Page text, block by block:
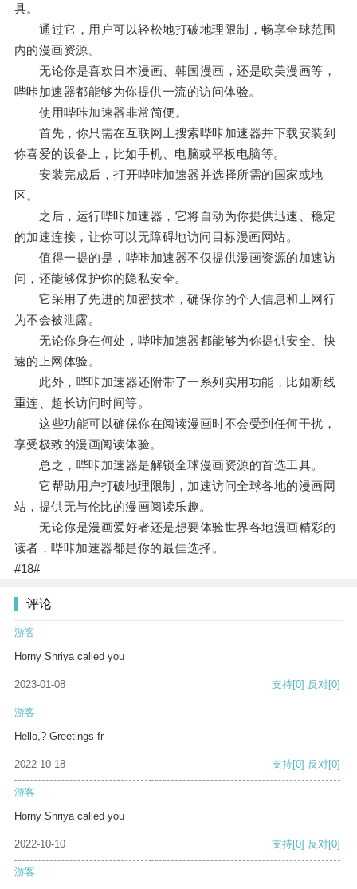
具。
通过它，用户可以轻松地打破地理限制，畅享全球范围
内的漫画资源。
无论你是喜欢日本漫画、韩国漫画，还是欧美漫画等，
哔咔加速器都能够为你提供一流的访问体验。
使用哔咔加速器非常简便。
首先，你只需在互联网上搜索哔咔加速器并下载安装到
你喜爱的设备上，比如手机、电脑或平板电脑等。
安装完成后，打开哔咔加速器并选择所需的国家或地
区。
之后，运行哔咔加速器，它将自动为你提供迅速、稳定
的加速连接，让你可以无障碍地访问目标漫画网站。
值得一提的是，哔咔加速器不仅提供漫画资源的加速访
问，还能够保护你的隐私安全。
它采用了先进的加密技术，确保你的个人信息和上网行
为不会被泄露。
无论你身在何处，哔咔加速器都能够为你提供安全、快
速的上网体验。
此外，哔咔加速器还附带了一系列实用功能，比如断线
重连、超长访问时间等。
这些功能可以确保你在阅读漫画时不会受到任何干扰，
享受极致的漫画阅读体验。
总之，哔咔加速器是解锁全球漫画资源的首选工具。
它帮助用户打破地理限制，加速访问全球各地的漫画网
站，提供无与伦比的漫画阅读乐趣。
无论你是漫画爱好者还是想要体验世界各地漫画精彩的
读者，哔咔加速器都是你的最佳选择。
#18#
评论
游客
Horny Shriya called you
2023-01-08 支持[0] 反对[0]
游客
Hello,? Greetings fr
2022-10-18 支持[0] 反对[0]
游客
Horny Shriya called you
2022-10-10 支持[0] 反对[0]
游客